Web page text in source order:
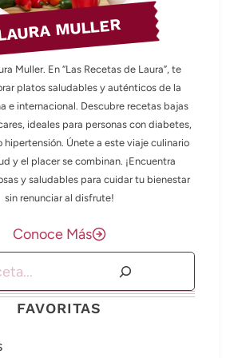
MULLER
Muller. En “Las Recetas de Laura”, te
platos saludables y auténticos de la
e internacional. Descubre recetas bajas
ideales para personas con diabetes,
hipertensión. Únete a este viaje culinario
y el placer se combinan. ¡Encuentra
y saludables para cuidar tu bienestar
sin renunciar al disfrute!
Conoce Más
FAVORITAS